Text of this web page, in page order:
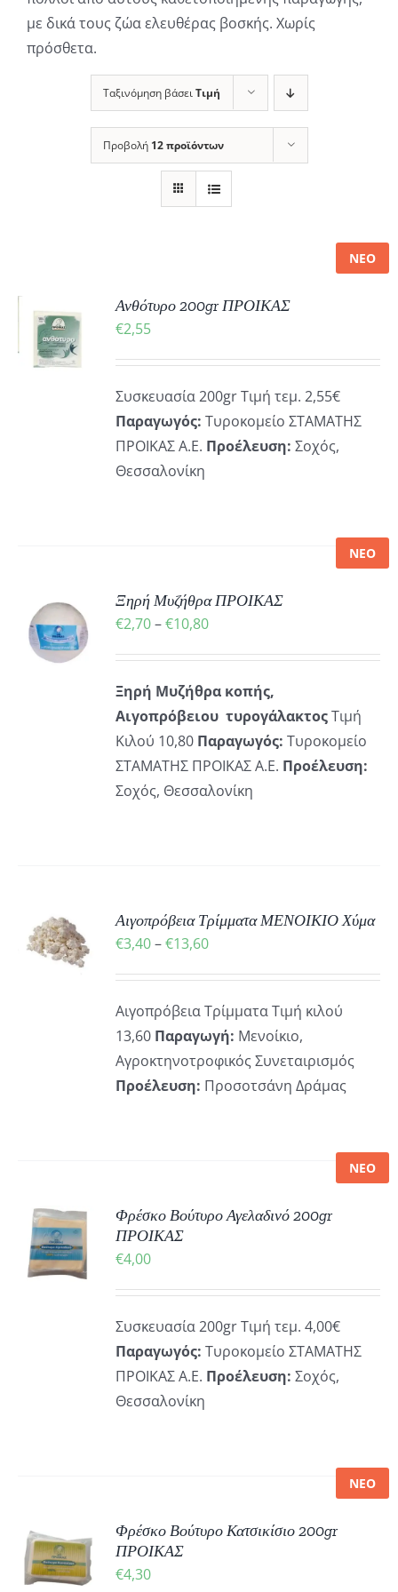
με δικά τους ζώα ελευθέρας βοσκής. Χωρίς
πρόσθετα.
Ταξινόμηση βάσειΤιμή
Προβολή 12 προϊόντων
ΝΕΟ
Ανθότυρο 200gr ΠΡΟΙΚΑΣ
€2,55
Συσκευασία 200gr Τιμή τεμ. 2,55€
Παραγωγός: Τυροκομείο ΣΤΑΜΑΤΗΣ
ΠΡΟΙΚΑΣ Α.Ε. Προέλευση: Σοχός,
Θεσσαλονίκη
ΝΕΟ
Ξηρή Μυζήθρα ΠΡΟΙΚΑΣ
€2,70–€10,80Price
through
€10,80
Ξηρή Μυζήθρα κοπής,
Aιγοπρόβειου τυρογάλακτοςΤιμή
Κιλού 10,80 Παραγωγός: Τυροκομείο
ΣΤΑΜΑΤΗΣ ΠΡΟΙΚΑΣ Α.Ε. Προέλευση:
Σοχός, Θεσσαλονίκη
Αιγοπρόβεια Τρίμματα ΜΕΝΟΙΚΙΟ Χύμα
€3,40–€13,60Price
through
€13,60
Αιγοπρόβεια Τρίμματα Τιμή κιλού
13,60 Παραγωγή: Μενοίκιο,
Αγροκτηνοτροφικός Συνεταιρισμός
Προέλευση: Προσοτσάνη Δράμας
ΝΕΟ
Φρέσκο Βούτυρο Αγελαδινό 200gr
ΠΡΟΙΚΑΣ
€4,00
Συσκευασία 200gr Τιμή τεμ. 4,00€
Παραγωγός: Τυροκομείο ΣΤΑΜΑΤΗΣ
ΠΡΟΙΚΑΣ Α.Ε. Προέλευση: Σοχός,
Θεσσαλονίκη
ΝΕΟ
Φρέσκο Βούτυρο Κατσικίσιο 200gr
ΠΡΟΙΚΑΣ
€4,30